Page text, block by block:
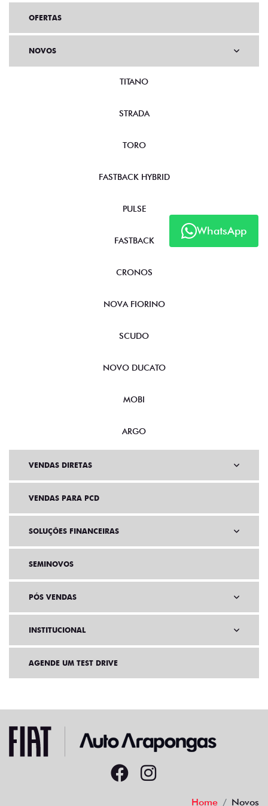
WhatsApp
OFERTAS
NOVOS
TITANO
STRADA
TORO
FASTBACK HYBRID
PULSE
FASTBACK
CRONOS
NOVA FIORINO
SCUDO
NOVO DUCATO
MOBI
ARGO
VENDAS DIRETAS
VENDAS PARA PCD
SOLUÇÕES FINANCEIRAS
SEMINOVOS
PÓS VENDAS
INSTITUCIONAL
AGENDE UM TEST DRIVE
Home Novos